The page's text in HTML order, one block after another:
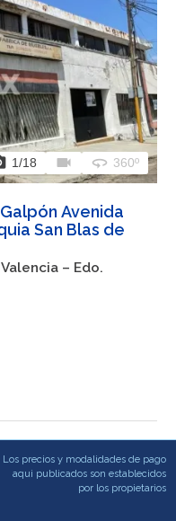
1/18 videocam 360 360º
Avenida
– Edo.
Los precios y modalidades de pago
aqui publicados son establecidos
por los propietarios